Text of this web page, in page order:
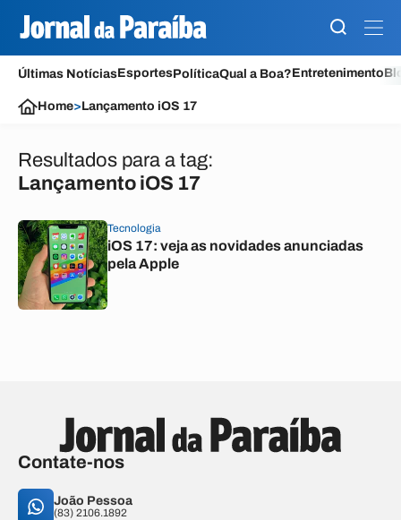
Últimas NotíciasEsportesPolíticaQual a Boa?Entretenimento
Home>Lançamento iOS 17
Resultados para a tag:
Lançamento iOS 17
Tecnologia
iOS 17: veja as novidades anunciadas
pela Apple
Contate-nos
João Pessoa
(83) 2106.1892